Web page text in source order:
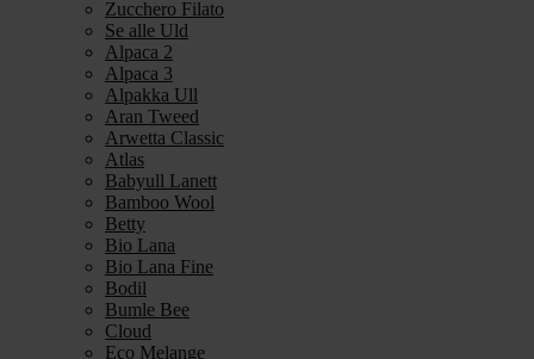
Zucchero Filato
Se alle Uld
Alpaca 2
Alpaca 3
Alpakka Ull
Aran Tweed
Arwetta Classic
Atlas
Babyull Lanett
Bamboo Wool
Betty
Bio Lana
Bio Lana Fine
Bodil
Bumle Bee
Cloud
Eco Melange